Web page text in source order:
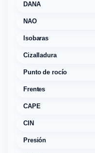
DANA
NAO
Isobaras
Cizalladura
Punto de rocío
Frentes
CAPE
CIN
Presión